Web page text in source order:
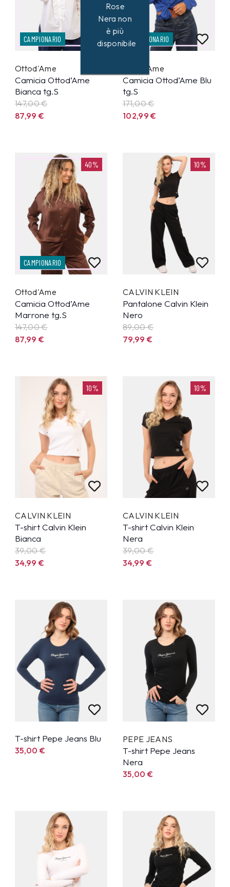
CAMPIONARIO
Ottod'Ame
Camicia Ottod’Ame
Bianca tg.S
147,00 €
87,99€
CAMPIONARIO
Ottod'Ame
Camicia Ottod’Ame Blu
tg.S
171,00 €
102,99€
40%
CAMPIONARIO
Ottod'Ame
Camicia Ottod’Ame
Marrone tg.S
147,00 €
87,99€
10%
CALVIN KLEIN
Pantalone Calvin Klein
Nero
89,00 €
79,99€
10%
CALVIN KLEIN
T-shirt Calvin Klein
Bianca
39,00 €
34,99€
10%
CALVIN KLEIN
T-shirt Calvin Klein
Nera
39,00 €
34,99€
T-shirt Pepe Jeans Blu
35,00€
PEPE JEANS
T-shirt Pepe Jeans
Nera
35,00€
Rose
Nera non
è più
disponibile